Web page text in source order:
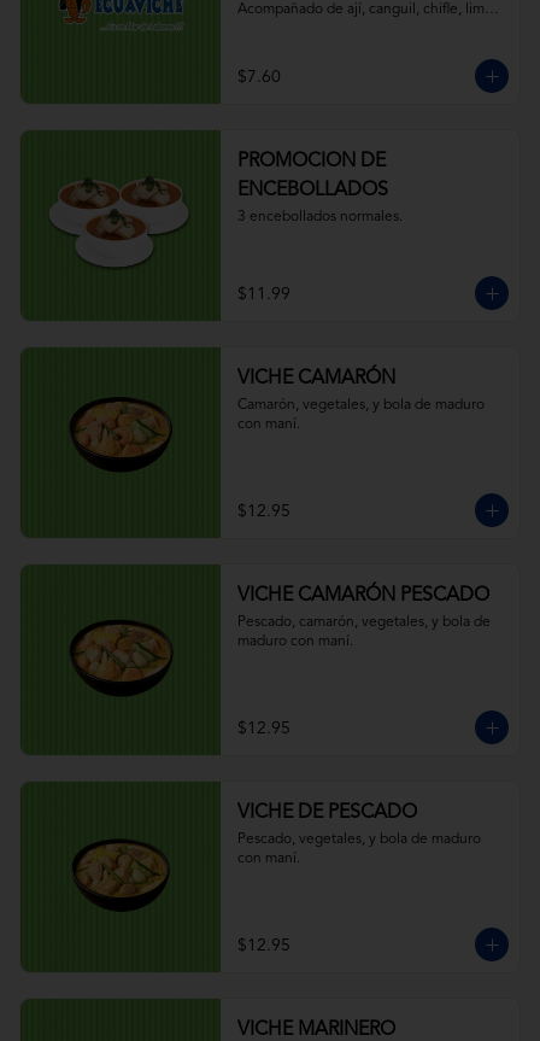
Acompañado de ají, canguil, chifle, limón
$7.60
PROMOCION DE
ENCEBOLLADOS
3 encebollados normales.
$11.99
VICHE CAMARÓN
Camarón, vegetales, y bola de maduro
con maní.
$12.95
VICHE CAMARÓN PESCADO
Pescado, camarón, vegetales, y bola de
maduro con maní.
$12.95
VICHE DE PESCADO
Pescado, vegetales, y bola de maduro
con maní.
$12.95
VICHE MARINERO